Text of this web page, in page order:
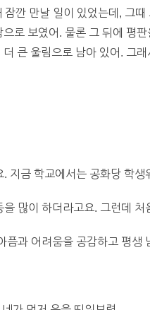
깐 만날 일이 있었는데, 그
로 보였어. 물론 그 뒤에 평
큰 울림으로 남아 있어. 그
지금 학교에서는 공화당 학생
많이 하더라고요. 그런데
픔과 어려움을 공감하고 평